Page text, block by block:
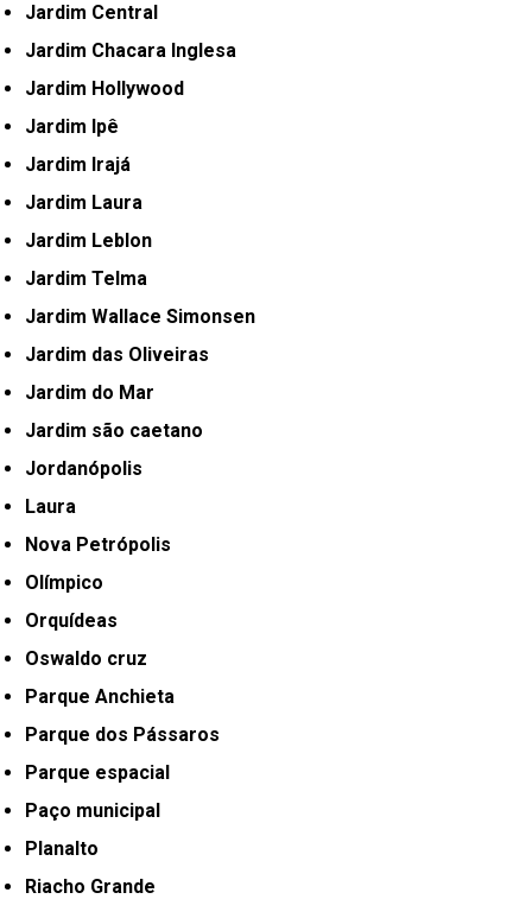
Jardim Central
Jardim Chacara Inglesa
Jardim Hollywood
Jardim Ipê
Jardim Irajá
Jardim Laura
Jardim Leblon
Jardim Telma
Jardim Wallace Simonsen
Jardim das Oliveiras
Jardim do Mar
Jardim são caetano
Jordanópolis
Laura
Nova Petrópolis
Olímpico
Orquídeas
Oswaldo cruz
Parque Anchieta
Parque dos Pássaros
Parque espacial
Paço municipal
Planalto
Riacho Grande